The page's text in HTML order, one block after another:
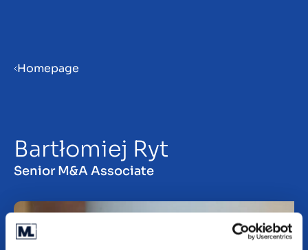
Homepage
Bartłomiej Ryt
Senior M&A Associate